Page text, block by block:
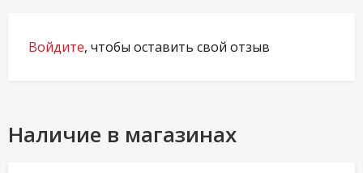
Войдите, чтобы оставить свой отзыв
Наличие в магазинах